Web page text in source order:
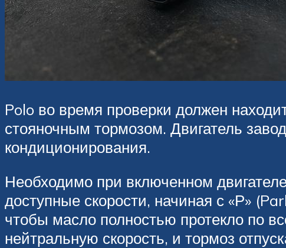
Polo во время проверки должен
стояночным тормозом. Двигатель
кондиционирования.
Необходимо при включенном
доступные скорости, начиная с «Р»
чтобы масло полностью протекло по
нейтральную скорость, и тормоз